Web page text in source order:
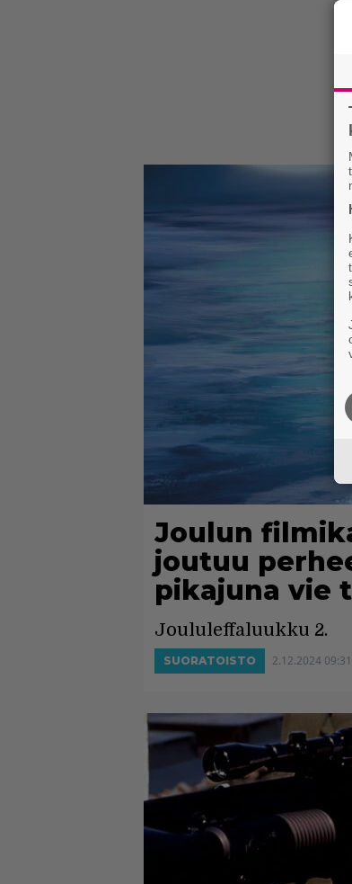
Joulun
joutuu
pikajuna vie
Joululeffaluukku 2.
SUORATOISTO 2.12.2024 09:31